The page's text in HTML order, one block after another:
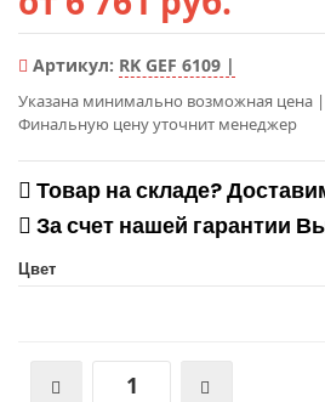
Артикул: RK GEF 6109 |
Указана минимально возможная цена |
Финальную цену уточнит менеджер
Товар на складе?
За счет нашей гарантии
Цвет